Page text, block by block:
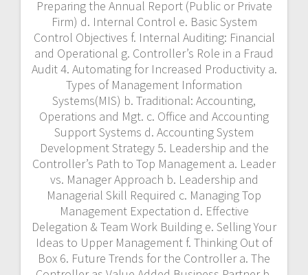
Managerial Skill Required c. Managing Top
Management Expectation d. Effective
Delegation & Team Work Building e. Selling Your
Ideas to Upper Management f. Thinking Out of
Box 6. Future Trends for the Controller a. The
Controller as Value Added Business Partner b.
Strategic Planning vs. Budgeting c. Strategic
Control vs. Transactional Control d. Business
Control vs. Performance Control e. Financial
Consulting vs. Number Crunching f. Specific
Roles for Your Management Team Studi Kasus /
Praktek pemecahan masalah Essentials of the
Controllership METODE pelatihan Konsep
Controllership online Zoom Metode Training
Essentials of the Controllership dapat
menggunakan fasilitas training zoom atau
training online, dan bisa juga training offline